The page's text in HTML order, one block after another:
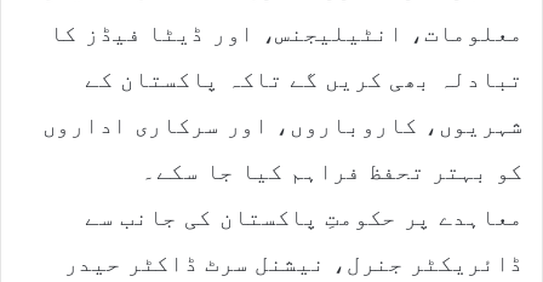
معلومات، انٹیلیجنس، اور ڈیٹا فیڈز کا
تبادلہ بھی کریں گے تاکہ پاکستان کے
شہریوں، کاروباروں، اور سرکاری اداروں
کو بہتر تحفظ فراہم کیا جا سکے۔
معاہدے پر حکومتِ پاکستان کی جانب سے
ڈائریکٹر جنرل، نیشنل سرٹ ڈاکٹر حیدر